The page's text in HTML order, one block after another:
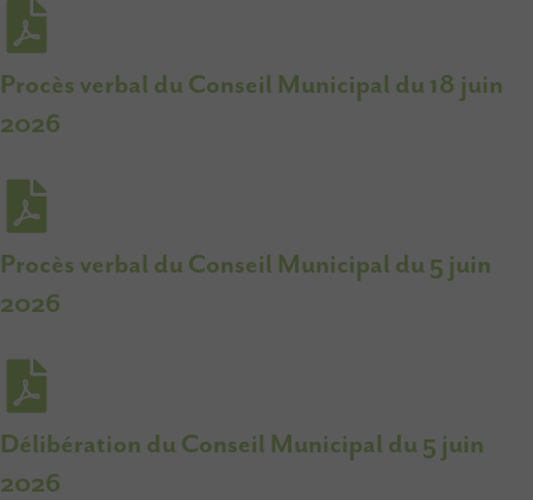
Procès verbal du Conseil Municipal du 18 juin
2026
Procès verbal du Conseil Municipal du 5 juin
2026
Délibération du Conseil Municipal du 5 juin
2026